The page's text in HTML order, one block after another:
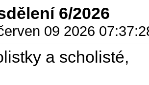
6/2026
09 2026
a scholisté,